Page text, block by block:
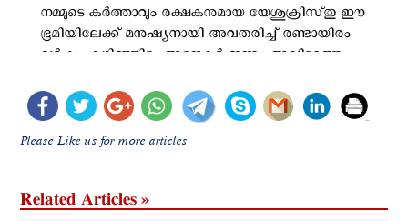
Please Like us for more articles
Related Articles »